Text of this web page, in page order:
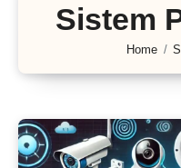
Sistem
Home